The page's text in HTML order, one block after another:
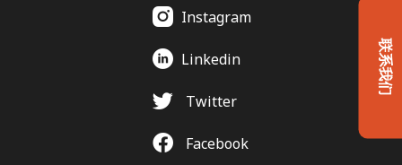
Instagram
Linkedin
Twitter
Facebook
联系我们